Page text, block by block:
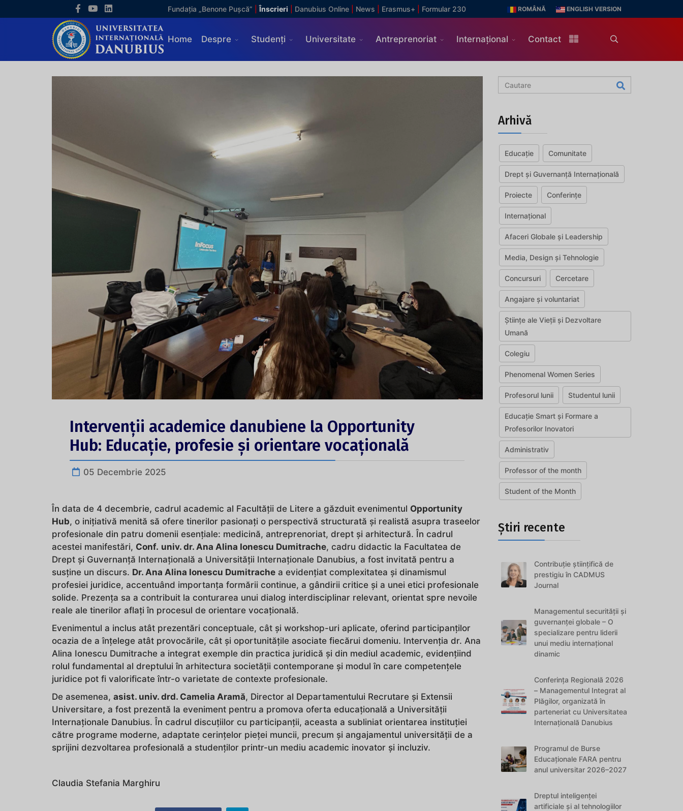
Fundația „Benone Pușcă” Înscrieri Danubius Online News Erasmus+ Formular 230 ROMÂNĂ ENGLISH VERSION
Home Despre Studenți Universitate Antreprenoriat Internațional Contact
Intervenții academice danubiene la Opportunity
Hub: Educație, profesie și orientare vocațională
05 Decembrie 2025
În data de 4 decembrie, cadrul academic al Facultății de Litere a găzduit evenimentul Opportunity
Hub, o inițiativă menită să ofere tinerilor pasionați o perspectivă structurată și realistă asupra traseelor
profesionale din patru domenii esențiale: medicină, antreprenoriat, drept și arhitectură. În cadrul
acestei manifestări, Conf. univ. dr. Ana Alina Ionescu Dumitrache, cadru didactic la Facultatea de
Drept și Guvernanță Internațională a Universității Internaționale Danubius, a fost invitată pentru a
susține un discurs. Dr. Ana Alina Ionescu Dumitrache a evidențiat complexitatea și dinamismul
profesiei juridice, accentuând importanța formării continue, a gândirii critice și a unei etici profesionale
solide. Prezența sa a contribuit la conturarea unui dialog interdisciplinar relevant, orientat spre nevoile
reale ale tinerilor aflați în procesul de orientare vocațională.
Evenimentul a inclus atât prezentări conceptuale, cât și workshop-uri aplicate, oferind participanților
ocazia de a înțelege atât provocările, cât și oportunitățile asociate fiecărui domeniu. Intervenția dr. Ana
Alina Ionescu Dumitrache a integrat exemple din practica juridică și din mediul academic, evidențiind
rolul fundamental al dreptului în arhitectura societății contemporane și modul în care competențele
juridice pot fi valorificate într-o varietate de contexte profesionale.
De asemenea, asist. univ. drd. Camelia Aramă, Director al Departamentului Recrutare și Extensii
Universitare, a fost prezentă la eveniment pentru a promova oferta educațională a Universității
Internaționale Danubius. În cadrul discuțiilor cu participanții, aceasta a subliniat orientarea instituției
către programe moderne, adaptate cerințelor pieței muncii, precum și angajamentul universității de a
sprijini dezvoltarea profesională a studenților printr-un mediu academic inovator și incluziv.
Claudia Stefania Marghiru
Arhivă
Educație Comunitate
Drept și Guvernanță Internațională
Proiecte Conferințe
Internațional
Afaceri Globale și Leadership
Media, Design și Tehnologie
Concursuri Cercetare
Angajare și voluntariat
Științe ale Vieții și Dezvoltare
Umană
Colegiu
Phenomenal Women Series
Profesorul lunii Studentul lunii
Educație Smart și Formare a
Profesorilor Inovatori
Administrativ
Professor of the month
Student of the Month
Știri recente
Contribuție științifică de
prestigiu în CADMUS
Journal
Managementul securității și
guvernanței globale – O
specializare pentru liderii
unui mediu internațional
dinamic
Conferința Regională 2026
– Managementul Integrat al
Plăgilor, organizată în
parteneriat cu Universitatea
Internațională Danubius
Programul de Burse
Educaționale FARA pentru
anul universitar 2026–2027
Dreptul inteligenței
artificiale și al tehnologiilor